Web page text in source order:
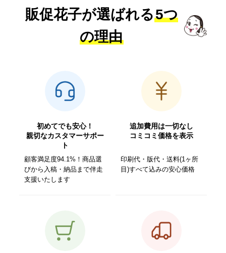
販促花子が選ばれる5つ
の理由
初めてでも安心！
親切なカスタマーサポー
ト
顧客満足度94.1%！商品選
びから入稿・納品まで伴走
支援いたします
追加費用は一切なし
コミコミ価格を表示
印刷代・版代・送料(1ヶ所
目)すべて込みの安心価格